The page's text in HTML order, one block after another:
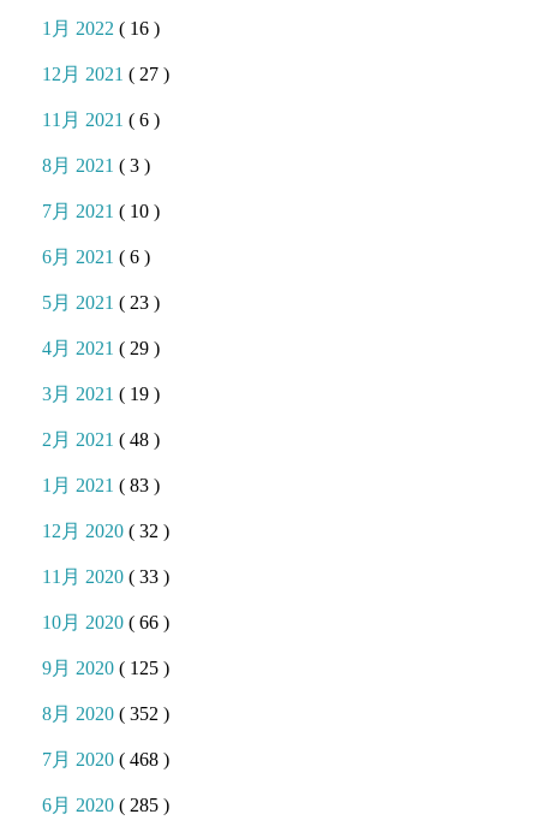
1月 2022( 16 )
12月 2021( 27 )
11月 2021( 6 )
8月 2021( 3 )
7月 2021( 10 )
6月 2021( 6 )
5月 2021( 23 )
4月 2021( 29 )
3月 2021( 19 )
2月 2021( 48 )
1月 2021( 83 )
12月 2020( 32 )
11月 2020( 33 )
10月 2020( 66 )
9月 2020( 125 )
8月 2020( 352 )
7月 2020( 468 )
6月 2020( 285 )